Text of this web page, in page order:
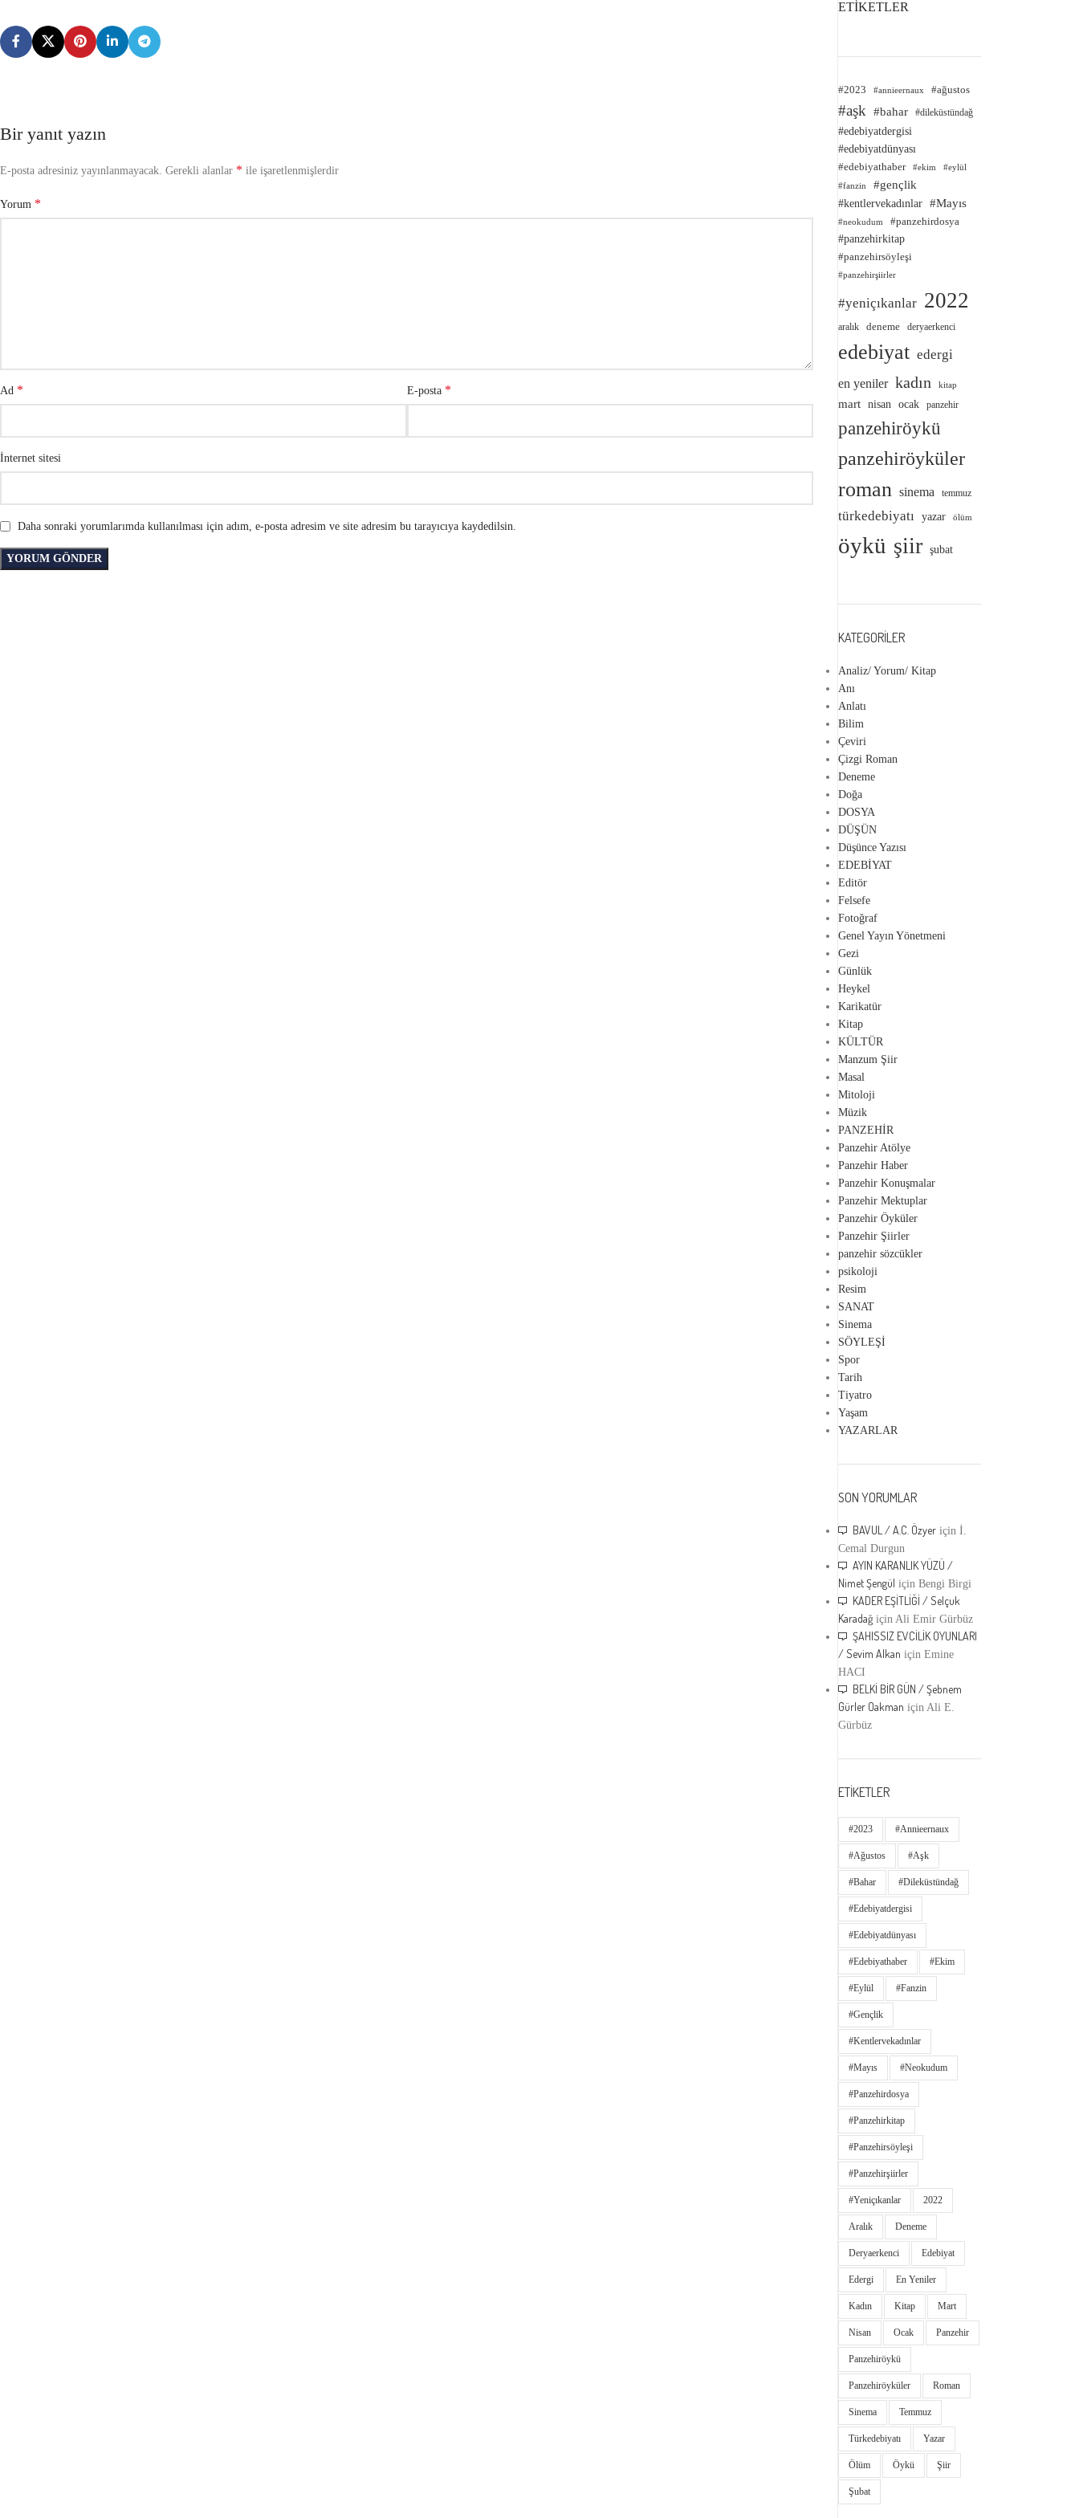
Bir yanıt yazın
E-posta adresiniz yayınlanmayacak. Gerekli alanlar * ile işaretlenmişlerdir
Yorum *
Ad * E-posta *
İnternet sitesi
Daha sonraki yorumlarımda kullanılması için adım, e-posta adresim ve site adresim bu tarayıcıya kaydedilsin.
ETİKETLER
#2023 #annieernaux #ağustos
#aşk #bahar #dileküstündağ
#edebiyatdergisi
#edebiyatdünyası
#edebiyathaber #ekim #eylül
#fanzin
#gençlik
#kentlervekadınlar #Mayıs
#neokudum
#panzehirdosya
#panzehirkitap
#panzehirsöyleşi
#panzehirşiirler
#yeniçıkanlar 2022
aralık deneme deryaerkenci
edebiyat edergi
en yeniler kadın kitap
mart nisan ocak panzehir
panzehiröykü
panzehiröyküler
roman sinema temmuz
türkedebiyatı yazar ölüm
öykü şiir şubat
KATEGORILER
Analiz/ Yorum/ Kitap
Anı
Anlatı
Bilim
Çeviri
Çizgi Roman
Deneme
Doğa
DOSYA
DÜŞÜN
Düşünce Yazısı
EDEBİYAT
Editör
Felsefe
Fotoğraf
Genel Yayın Yönetmeni
Gezi
Günlük
Heykel
Karikatür
Kitap
KÜLTÜR
Manzum Şiir
Masal
Mitoloji
Müzik
PANZEHİR
Panzehir Atölye
Panzehir Haber
Panzehir Konuşmalar
Panzehir Mektuplar
Panzehir Öyküler
Panzehir Şiirler
panzehir sözcükler
psikoloji
Resim
SANAT
Sinema
SÖYLEŞİ
Spor
Tarih
Tiyatro
Yaşam
YAZARLAR
SON YORUMLAR
BAVUL / A.C. Özyer içinİ.
Cemal Durgun
AYIN KARANLIK YÜZÜ /
Nimet Şengül içinBengi Birgi
KADER EŞİTLİĞİ / Selçuk
Karadağ içinAli Emir Gürbüz
ŞAHISSIZ EVCİLİK OYUNLARI
/ Sevim Alkan içinEmine
HACI
BELKİ BİR GÜN / Şebnem
Gürler Oakman içinAli E.
Gürbüz
ETİKETLER
#2023 #annieernaux
#ağustos #aşk
#bahar #dileküstündağ
#edebiyatdergisi
#edebiyatdünyası
#edebiyathaber #ekim
#eylül #fanzin
#gençlik
#kentlervekadınlar
#Mayıs #neokudum
#panzehirdosya
#panzehirkitap
#panzehirsöyleşi
#panzehirşiirler
#yeniçıkanlar 2022
Aralık Deneme
Deryaerkenci Edebiyat
Edergi En Yeniler
Kadın Kitap Mart
Nisan Ocak Panzehir
Panzehiröykü
Panzehiröyküler Roman
Sinema Temmuz
Türkedebiyatı Yazar
Ölüm Öykü Şiir
Şubat